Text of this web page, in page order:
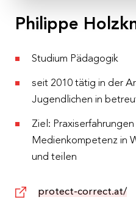
Kosten
€ 430,– pro Person inkl. 10
Veranstaltungsbeginn
Österreichischer
Philippe
Studium Pädagogik
seit 2010 tätig in der
Jugendlichen in
Ziel:
Medienkompetenz in
und teilen
protect-correct.at/